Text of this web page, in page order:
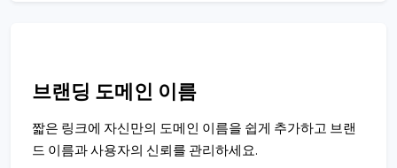
브랜딩 도메인 이름
짧은 링크에 자신만의 도메인 이름을 쉽게 추가하고 브랜
드 이름과 사용자의 신뢰를 관리하세요.